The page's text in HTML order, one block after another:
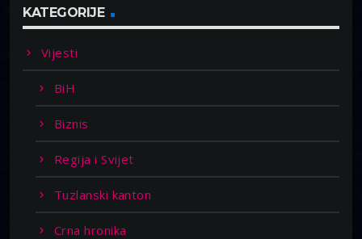
KATEGORIJE
Vijesti
BiH
Biznis
Regija i Svijet
Tuzlanski kanton
Crna hronika